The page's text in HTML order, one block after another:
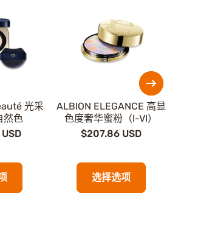
光采
然色
ALBION ELEGANCE 高显
色度奢华蜜粉（I-VI）
$207.86 USD
选择选项